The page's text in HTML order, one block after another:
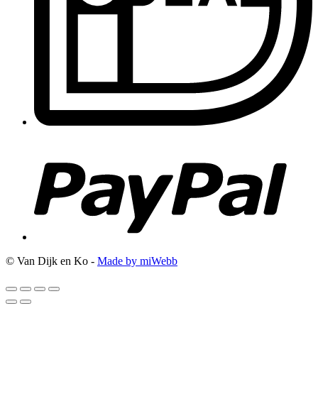
© Van Dijk en Ko - Made by miWebb